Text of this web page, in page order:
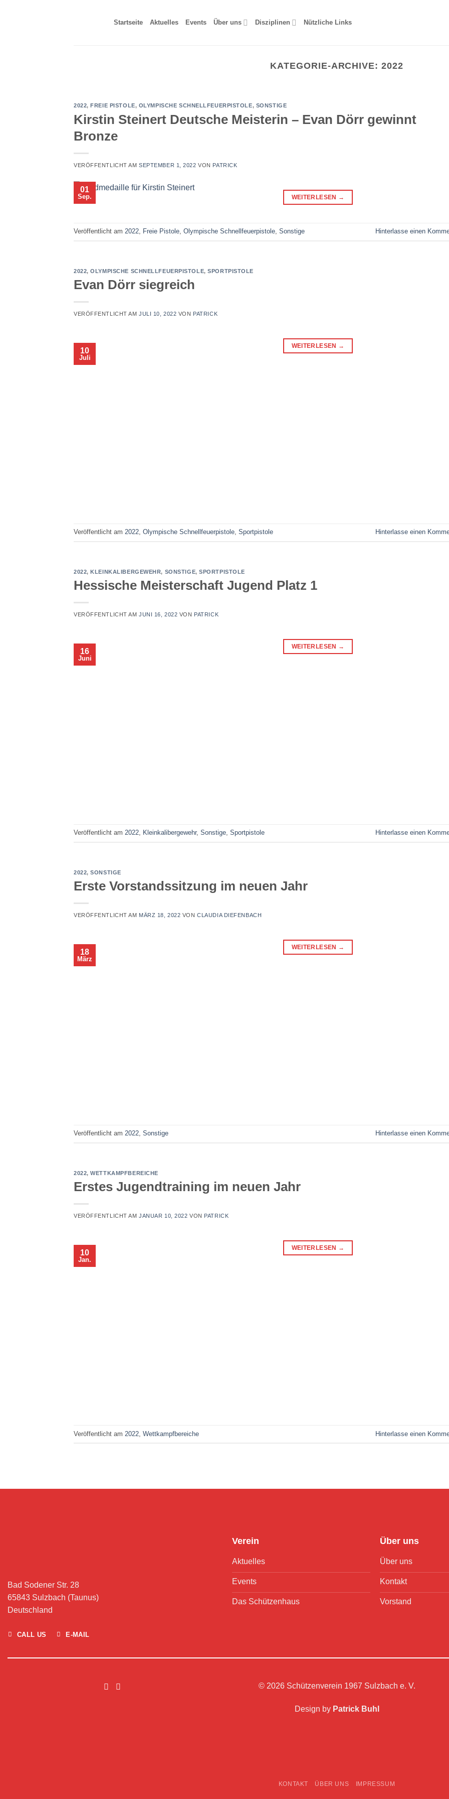
Startseite Aktuelles Events Über uns Disziplinen Nützliche Links
KATEGORIE-ARCHIVE: 2022
2022,FREIE PISTOLE, OLYMPISCHE SCHNELLFEUERPISTOLE, SONSTIGE
Kirstin Steinert Deutsche Meisterin – Evan Dörr gewinnt
Bronze
VERÖFFENTLICHT AMSEPTEMBER 1, 2022 VON PATRICK
01
Sep. WEITERLESEN →
Veröffentlicht am 2022, Freie Pistole, Olympische Schnellfeuerpistole, Sonstige Hinterlasse einen
2022,OLYMPISCHE SCHNELLFEUERPISTOLE,SPORTPISTOLE
Evan Dörr siegreich
VERÖFFENTLICHT AMJULI 10, 2022 VON PATRICK
10
Juli
WEITERLESEN →
Veröffentlicht am 2022, Olympische Schnellfeuerpistole, Sportpistole Hinterlasse einen
2022,KLEINKALIBERGEWEHR, SONSTIGE,SPORTPISTOLE
Hessische Meisterschaft Jugend Platz 1
VERÖFFENTLICHT AMJUNI 16, 2022 VON PATRICK
16
Juni
WEITERLESEN →
Veröffentlicht am 2022 Kleinkalibergewehr, Sonstige Sportpistole Hinterlasse einen
2022,SONSTIGE
Erste Vorstandssitzung im neuen Jahr
VERÖFFENTLICHT AM MÄRZ 18, 2022 VONCLAUDIA DIEFENBACH
18
März
WEITERLESEN →
Veröffentlicht am 2022 Sonstige Hinterlasse einen
2022,WETTKAMPFBEREICHE
Erstes Jugendtraining im neuen Jahr
VERÖFFENTLICHT AMJANUAR 10, 2022 VON PATRICK
10
Jan.
WEITERLESEN →
Veröffentlicht am 2022 Wettkampfbereiche Hinterlasse einen
Bad Sodener Str. 28
65843 Sulzbach (Taunus)
Deutschland
CALL US E-MAIL
Verein
Aktuelles
Events
Das Schützenhaus
Über uns
Über uns
Kontakt
Vorstand
© 2026 Schützenverein 1967 Sulzbach e. V.
Design by Patrick Buhl
KONTAKT ÜBER UNS IMPRESSUM